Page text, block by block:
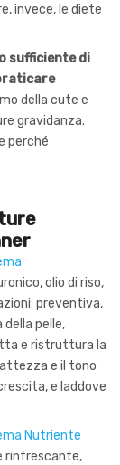
invece, le diete
sufficiente di
della cute e
gravidanza.
perché
olio di riso,
preventiva,
pelle,
e ristruttura la
e il tono
e laddove
Nutriente
rinfrescante,